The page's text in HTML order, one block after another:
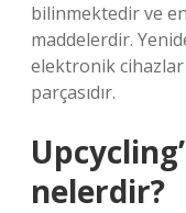
bilinmektedir ve
maddelerdir.
elektronik
parçasıdır.
nelerdir?